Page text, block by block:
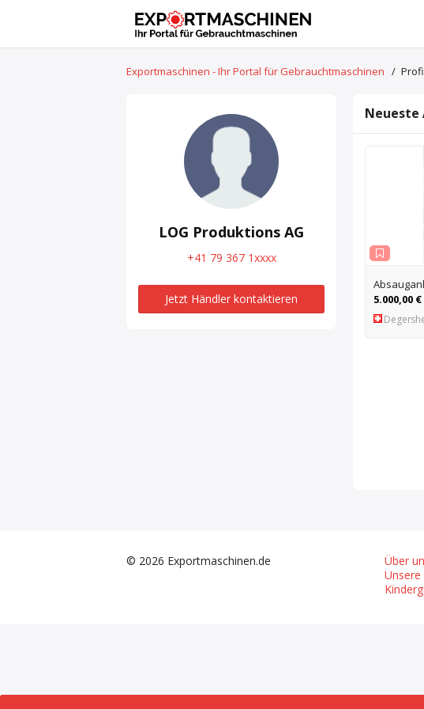
Exportmaschinen - Ihr Portal für Gebrauchtmaschinen /
LOG Produktions AG
+41 79 367 1xxxx
Jetzt Händler kontaktieren
Neueste
5.000,00 €
© 2026 Exportmaschinen.de Über